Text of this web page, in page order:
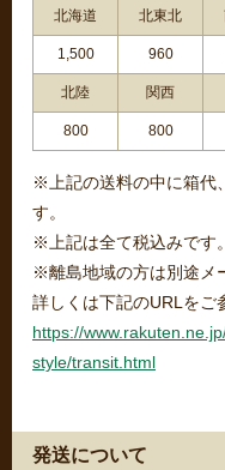
北海道 北東北
1,500 960
北陸 関西
800 800
※上記の送料の中に箱代
す。
※上記は全て税込みです。
※離島地域の方は別途メ
詳しくは下記のURLをご
https://
style/transit.html
発送について